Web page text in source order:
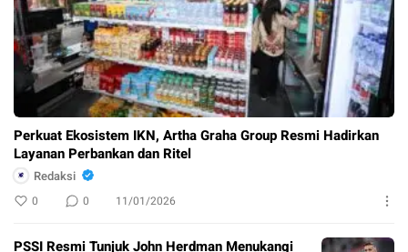
Perkuat Ekosistem IKN, Artha Graha Group Resmi Hadirkan
Layanan Perbankan dan Ritel
Redaksi
0 0 11/01/2026
PSSI Resmi Tunjuk John Herdman Menukangi